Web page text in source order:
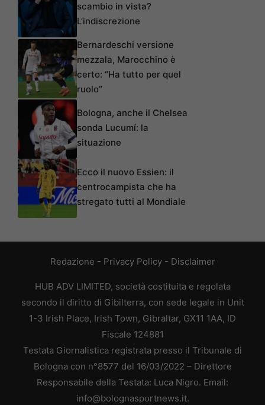
scambio in vista?
L’indiscrezione
Bernardeschi versione
mezzala, Marocchino è
certo: “Ha tutto per quel
ruolo”
Bologna, anche il Chelsea
sonda Lucumí: la
situazione
Ecco il nuovo Essien: il
centrocampista che ha
stregato tutti al Mondiale
Redazione - Privacy Policy- Disclaimer
HUB ADV LIMITED, società costituita e regolata
secondo il diritto di Gibilterra, con sede legale in Unit
1-3 Irish Place, Irish Town, Gibraltar, GX11 1AA, ID
Fiscale 124881
Testata Giornalistica registrata presso il Tribunale di
Bologna con n°8577 del 16/03/2022 – Direttore
Responsabile della Testata: Luca Nigro. Email:
info@bolognasportnews.it.